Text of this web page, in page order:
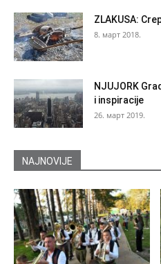
ZLAKUSA:
8. март 2018.
NJUJORK
i inspiracije
26. март 2019.
NAJNOVIJE